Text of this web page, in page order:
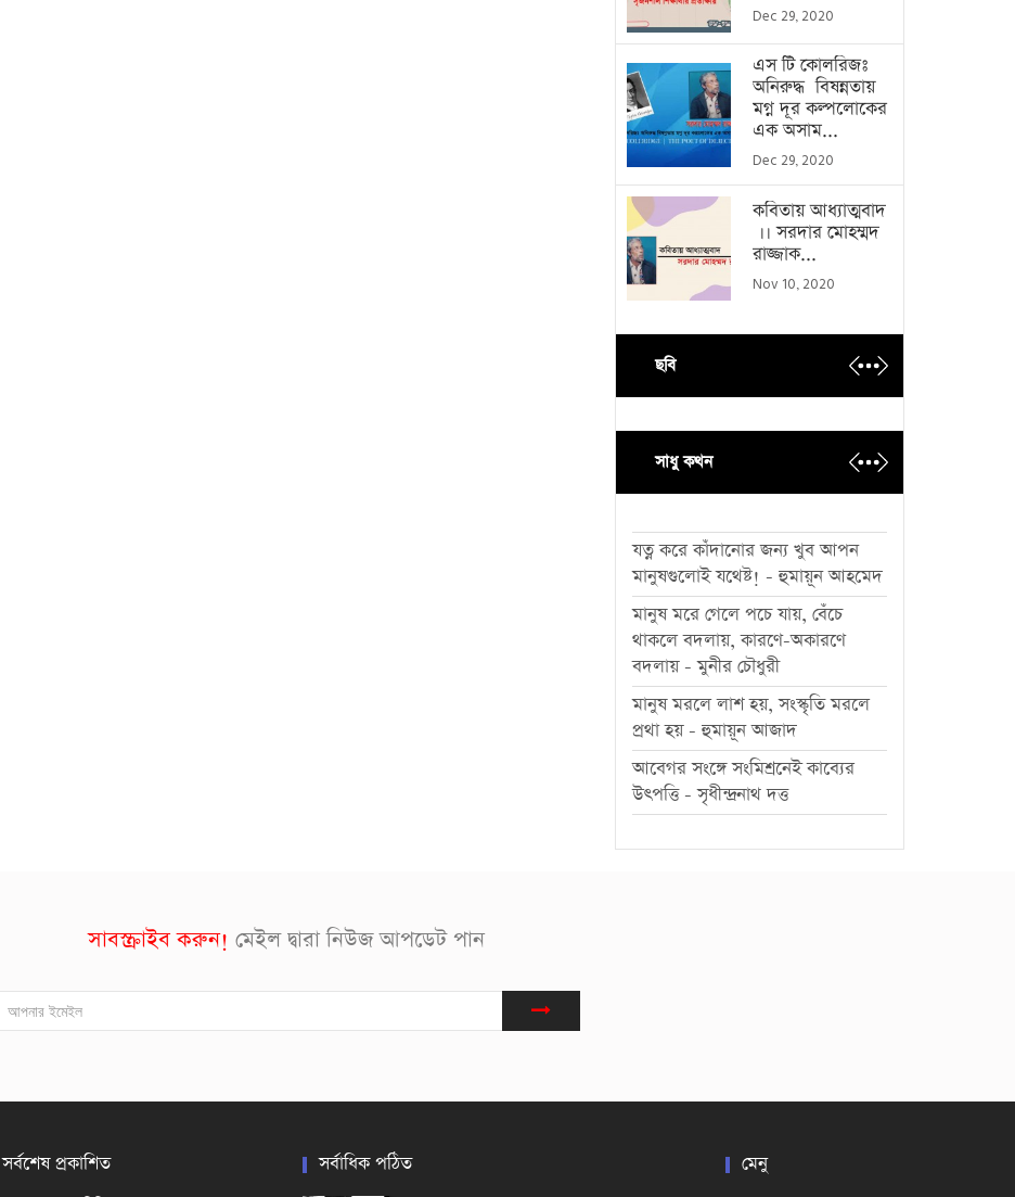
Dec 29, 2020
এস টি কোলরিজঃ
অনিরুদ্ধ বিষন্নতায়
মগ্ন দূর কল্পলোকের
এক অসাম...
Dec 29, 2020
কবিতায় আধ্যাত্মবাদ
।। সরদার মোহম্মদ
রাজ্জাক...
Nov 10, 2020
ছবি
সাধু কথন
যত্ন করে কাঁদানোর জন্য খুব আপন
মানুষগুলোই যথেষ্ট! - হুমায়ূন আহমেদ
মানুষ মরে গেলে পচে যায়, বেঁচে
থাকলে বদলায়, কারণে-অকারণে
বদলায় - মুনীর চৌধুরী
মানুষ মরলে লাশ হয়, সংস্কৃতি মরলে
প্রথা হয় - হুমায়ূন আজাদ
আবেগর সংঙ্গে সংমিশ্রনেই কাব্যের
উৎপত্তি - সৃধীন্দ্রনাথ দত্ত
সাবস্ক্রাইব করুন! মেইল দ্বারা নিউজ আপডেট পান
সর্বশেষ প্রকাশিত সর্বাধিক পঠিত মেনু